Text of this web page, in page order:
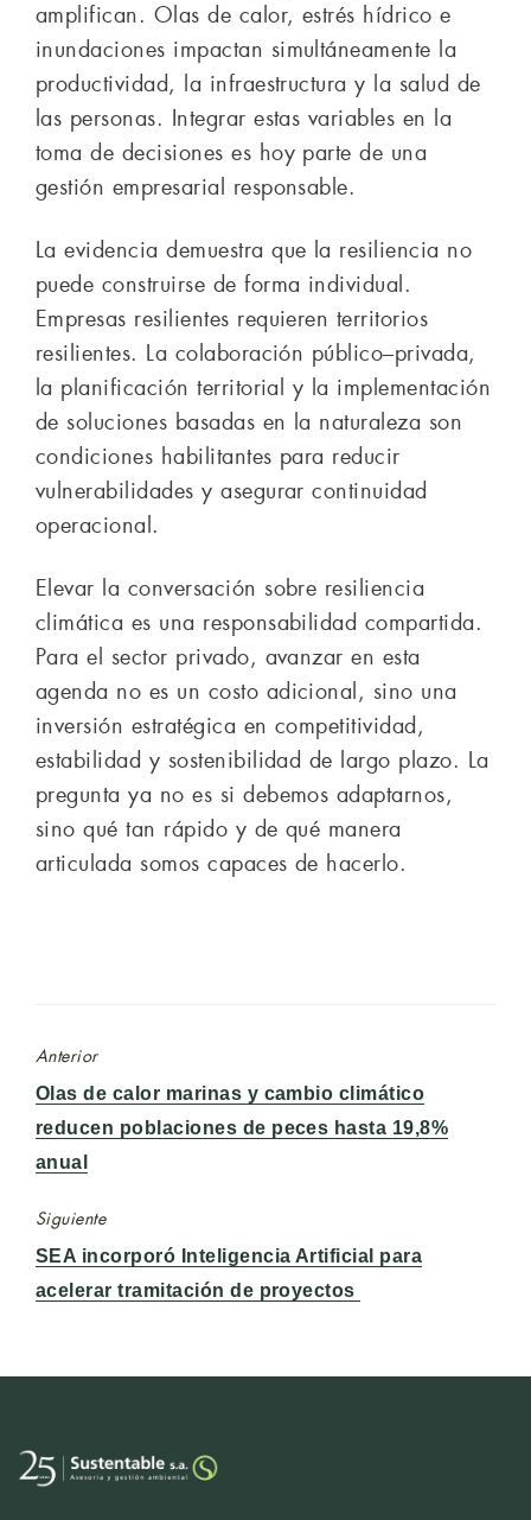
amplifican. Olas de calor, estrés hídrico e
inundaciones impactan simultáneamente la
productividad, la infraestructura y la salud de
las personas. Integrar estas variables en la
toma de decisiones es hoy parte de una
gestión empresarial responsable.
La evidencia demuestra que la resiliencia no
puede construirse de forma individual.
Empresas resilientes requieren territorios
resilientes. La colaboración público–privada,
la planificación territorial y la implementación
de soluciones basadas en la naturaleza son
condiciones habilitantes para reducir
vulnerabilidades y asegurar continuidad
operacional.
Elevar la conversación sobre resiliencia
climática es una responsabilidad compartida.
Para el sector privado, avanzar en esta
agenda no es un costo adicional, sino una
inversión estratégica en competitividad,
estabilidad y sostenibilidad de largo plazo. La
pregunta ya no es si debemos adaptarnos,
sino qué tan rápido y de qué manera
articulada somos capaces de hacerlo.
Anterior
Entrada
anterior:
Olas de calor marinas y cambio climático
reducen poblaciones de peces hasta 19,8%
anual
Siguiente
Entrada
siguiente:
SEA incorporó Inteligencia Artificial para
acelerar tramitación de proyectos